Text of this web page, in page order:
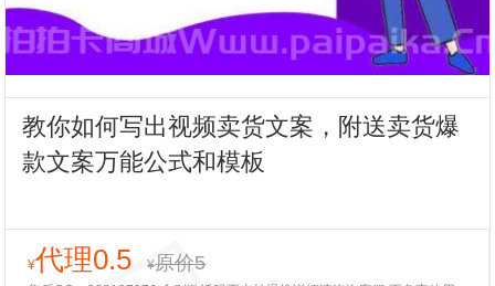
教你如何写出视频卖货文案，附送卖货爆
款文案万能公式和模板
¥代理0.5 ¥原价5